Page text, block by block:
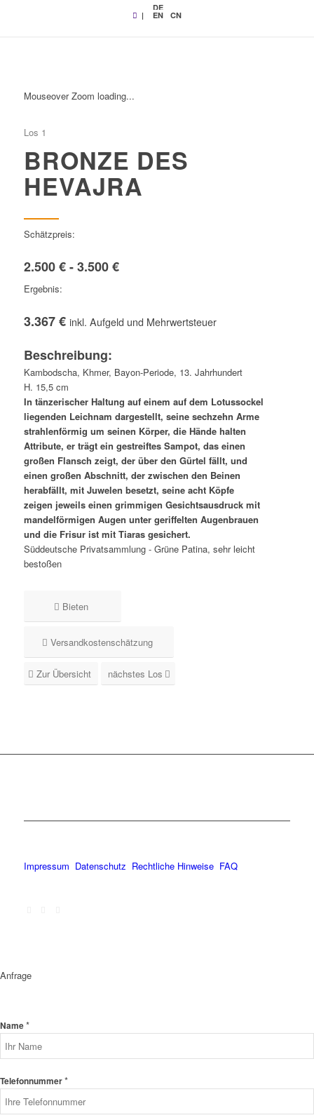
|
DE
EN CN
Mouseover Zoom loading...
Los 1
BRONZE DES
HEVAJRA
Schätzpreis:
2.500 € - 3.500 €
Ergebnis:
3.367 € inkl. Aufgeld und Mehrwertsteuer
Beschreibung:
Kambodscha, Khmer, Bayon-Periode, 13. Jahrhundert
H. 15,5 cm
In tänzerischer Haltung auf einem auf dem Lotussockel
liegenden Leichnam dargestellt, seine sechzehn Arme
strahlenförmig um seinen Körper, die Hände halten
Attribute, er trägt ein gestreiftes Sampot, das einen
großen Flansch zeigt, der über den Gürtel fällt, und
einen großen Abschnitt, der zwischen den Beinen
herabfällt, mit Juwelen besetzt, seine acht Köpfe
zeigen jeweils einen grimmigen Gesichtsausdruck mit
mandelförmigen Augen unter geriffelten Augenbrauen
und die Frisur ist mit Tiaras gesichert.
Süddeutsche Privatsammlung - Grüne Patina, sehr leicht
bestoßen
Bieten
Versandkostenschätzung
Zur Übersicht nächstes Los
Impressum Datenschutz Rechtliche Hinweise FAQ
Anfrage
Name*
Telefonnummer*